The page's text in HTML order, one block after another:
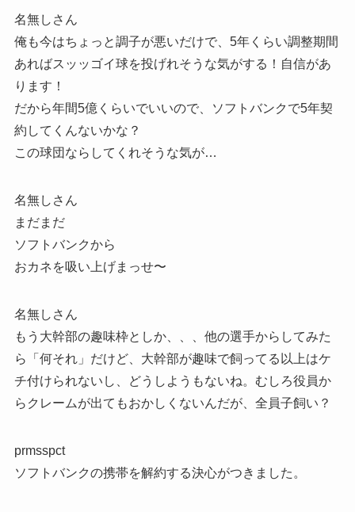
名無しさん
俺も今はちょっと調子が悪いだけで、5年くらい調整期間
あればスッッゴイ球を投げれそうな気がする！自信があ
ります！
だから年間5億くらいでいいので、ソフトバンクで5年契
約してくんないかな？
この球団ならしてくれそうな気が…
名無しさん
まだまだ
ソフトバンクから
おカネを吸い上げまっせ〜
名無しさん
もう大幹部の趣味枠としか、、、他の選手からしてみた
ら「何それ」だけど、大幹部が趣味で飼ってる以上はケ
チ付けられないし、どうしようもないね。むしろ役員か
らクレームが出てもおかしくないんだが、全員子飼い？
prmsspct
ソフトバンクの携帯を解約する決心がつきました。